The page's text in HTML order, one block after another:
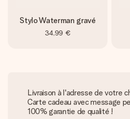
Stylo Waterman gravé
34,99 €
Livraison à l'adresse de votre
Carte cadeau avec message
100% garantie de qualité !